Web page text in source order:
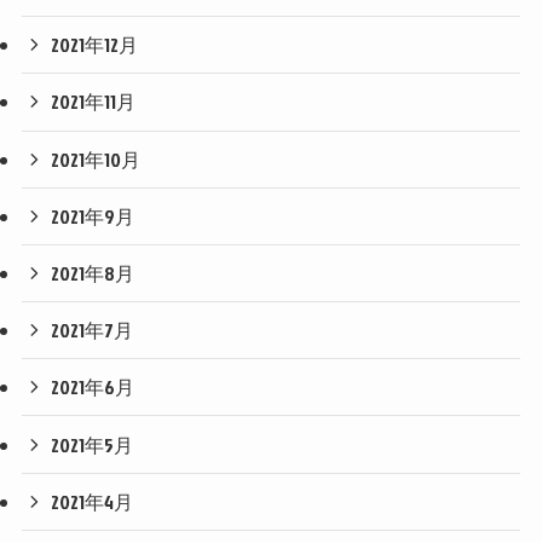
2021年12月
2021年11月
2021年10月
2021年9月
2021年8月
2021年7月
2021年6月
2021年5月
2021年4月